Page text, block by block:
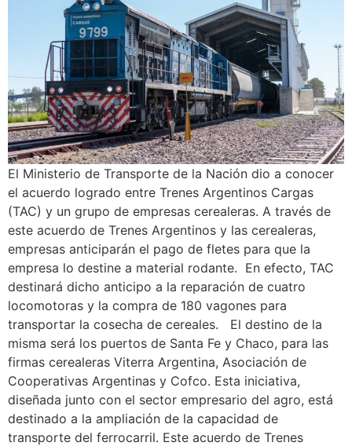
El Ministerio de Transporte de la Nación dio a conocer
el acuerdo logrado entre Trenes Argentinos Cargas
(TAC) y un grupo de empresas cerealeras. A través de
este acuerdo de Trenes Argentinos y las cerealeras,
empresas anticiparán el pago de fletes para que la
empresa lo destine a material rodante. En efecto, TAC
destinará dicho anticipo a la reparación de cuatro
locomotoras y la compra de 180 vagones para
transportar la cosecha de cereales. El destino de la
misma será los puertos de Santa Fe y Chaco, para las
firmas cerealeras Viterra Argentina, Asociación de
Cooperativas Argentinas y Cofco. Esta iniciativa,
diseñada junto con el sector empresario del agro, está
destinado a la ampliación de la capacidad de
transporte del ferrocarril. Este acuerdo de Trenes